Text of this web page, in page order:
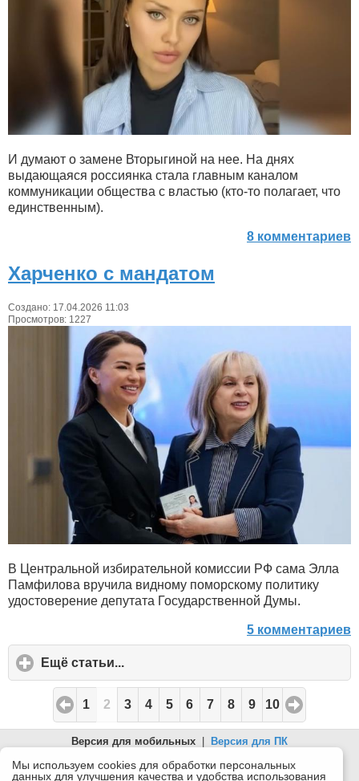
И думают о замене Вторыгиной на нее. На днях
выдающаяся россиянка стала главным каналом
коммуникации общества с властью (кто-то полагает, что
единственным).
8 комментариев
Харченко с мандатом
Создано: 17.04.2026 11:03
Просмотров: 1227
В Центральной избирательной комиссии РФ сама Элла
Памфилова вручила видному поморскому политику
удостоверение депутата Государственной Думы.
5 комментариев
Ещё статьи...
to
contents
1 2 3 4 5 6 7 8 9 10
Версия для мобильных | Версия для ПК
© 2026 Беломорканал Северодвинск tv29.ru
Joomla!is Free Software released under the GNU General Public
Мы используем cookies для обработки персональных
данных для улучшения качества и удобства использования